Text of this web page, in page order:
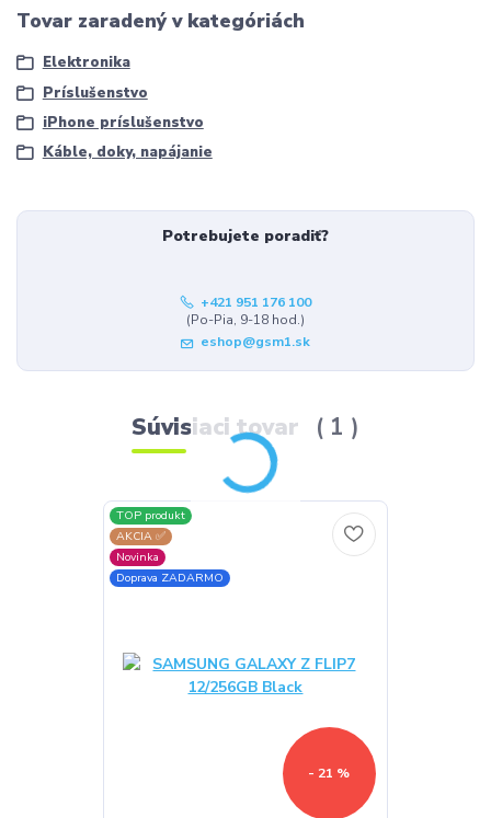
Tovar zaradený v kategóriách
Elektronika
Príslušenstvo
iPhone príslušenstvo
Káble, doky, napájanie
Potrebujete poradiť?
+421 951 176 100
(Po-Pia, 9-18 hod.)
eshop@gsm1.sk
Súvisiaci tovar 1
TOP produkt
AKCIA ✅
Novinka
Doprava ZADARMO
- 21 %